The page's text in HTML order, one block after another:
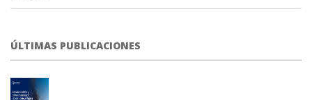
ÚLTIMAS PUBLICACIONES